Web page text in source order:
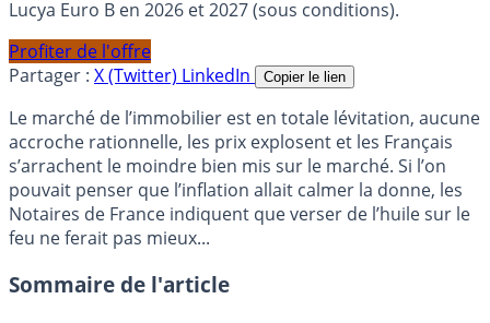
Lucya Euro B en 2026 et 2027 (sous conditions).
Profiter de l'offre
Partager : X (Twitter) LinkedIn Copier le lien
Le marché de l’immobilier est en totale lévitation, aucune
accroche rationnelle, les prix explosent et les Français
s’arrachent le moindre bien mis sur le marché. Si l’on
pouvait penser que l’inflation allait calmer la donne, les
Notaires de France indiquent que verser de l’huile sur le
feu ne ferait pas mieux...
Sommaire de l'article